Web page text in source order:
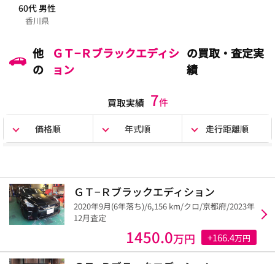
60代 男性
香川県
他
の
ＧＴ−Ｒブラックエディシ
ョン
の買取・査定実
績
買取実績 7件
価格順 年式順 走行距離順
ＧＴ−Ｒブラックエディション
2020年9月(6年落ち)/6,156 km/クロ/京都府/2023年
12月査定
1450.0万円 +166.4万円